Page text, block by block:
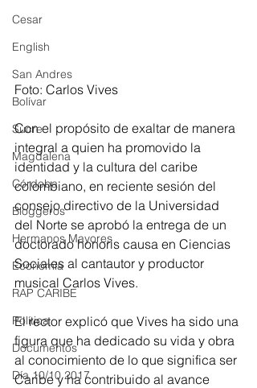
Cesar
English
San Andres
Bolívar
Sucre
Magdalena
Córdoba
Bloggeros
Hermanos Mayores
Economía
RAP CARIBE
Política
Documentos
Día 10/10 2017
Foto: Carlos Vives
Con el propósito de exaltar de manera
integral a quien ha promovido la
identidad y la cultura del caribe
colombiano, en reciente sesión del
consejo directivo de la Universidad
del Norte se aprobó la entrega de un
doctorado honoris causa en Ciencias
Sociales al cantautor y productor
musical Carlos Vives.
El rector explicó que Vives ha sido una
figura que ha dedicado su vida y obra
al conocimiento de lo que significa ser
Caribe y ha contribuido al avance